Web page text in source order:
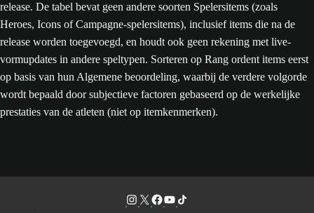
release. De tabel bevat geen andere soorten Spelersitems (zoals
Heroes, Icons of Campagne-spelersitems), inclusief items die na de
release worden toegevoegd, en houdt ook geen rekening met live-
vormupdates in andere speltypen. Sorteren op Rang ordent items eerst
op basis van hun Algemene beoordeling, waarbij de verdere volgorde
wordt bepaald door subjectieve factoren gebaseerd op de werkelijke
prestaties van de atleten (niet op itemkenmerken).